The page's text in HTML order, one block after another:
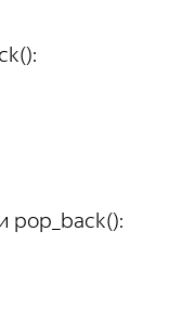
pop_back():